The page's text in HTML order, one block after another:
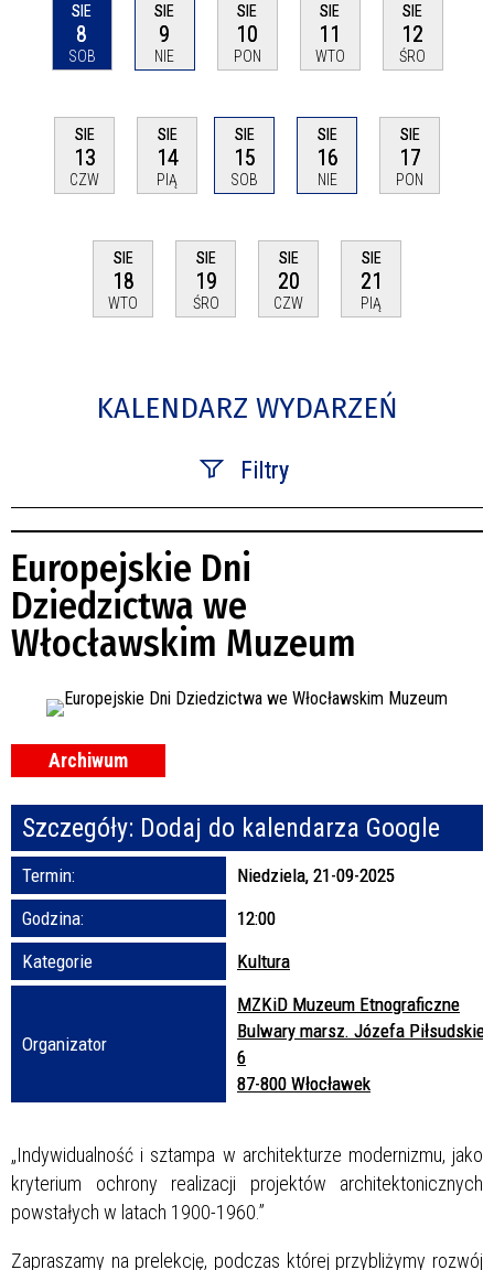
SIE
8
SOB
SIE
9
NIE
SIE
10
PON
SIE
11
WTO
SIE
12
ŚRO
SIE
13
CZW
SIE
14
PIĄ
SIE
15
SOB
SIE
16
NIE
SIE
17
PON
SIE
18
WTO
SIE
19
ŚRO
SIE
20
CZW
SIE
21
PIĄ
KALENDARZ WYDARZEŃ
Filtry
Kategoria
Trwające w zakresie
Miejsce
Promowane
Europejskie Dni
Dziedzictwa we
Włocławskim Muzeum
Archiwum
Szczegóły: Dodaj do kalendarza Google
Termin:
Niedziela, 21-09-2025
Godzina:
12:00
Kategorie
Kultura
Organizator
MZKiD Muzeum Etnograficzne
Bulwary marsz. Józefa
6
87-800 Włocławek
„Indywidualność i sztampa w architekturze modernizmu, jako
kryterium ochrony realizacji projektów architektonicznych
powstałych w latach 1900-1960.”
Zapraszamy na prelekcję, podczas której przybliżymy rozwój